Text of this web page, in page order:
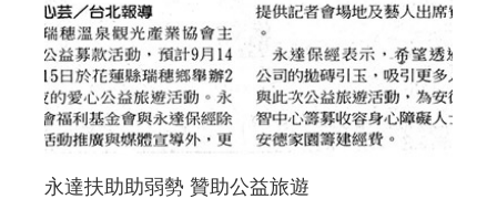
永達扶助助弱勢 贊助公益旅遊